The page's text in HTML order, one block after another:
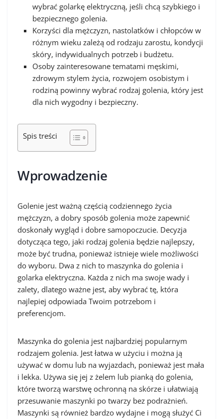
wybrać golarkę elektryczną, jeśli chcą szybkiego i
bezpiecznego golenia.
Korzyści dla mężczyzn, nastolatków i chłopców w
różnym wieku zależą od rodzaju zarostu, kondycji
skóry, indywidualnych potrzeb i budżetu.
Osoby zainteresowane tematami męskimi,
zdrowym stylem życia, rozwojem osobistym i
rodziną powinny wybrać rodzaj golenia, który jest
dla nich wygodny i bezpieczny.
Spis treści
Wprowadzenie
Golenie jest ważną częścią codziennego życia
mężczyzn, a dobry sposób golenia może zapewnić
doskonały wygląd i dobre samopoczucie. Decyzja
dotycząca tego, jaki rodzaj golenia będzie najlepszy,
może być trudna, ponieważ istnieje wiele możliwości
do wyboru. Dwa z nich to maszynka do golenia i
golarka elektryczna. Każda z nich ma swoje wady i
zalety, dlatego ważne jest, aby wybrać tę, która
najlepiej odpowiada Twoim potrzebom i
preferencjom.
Maszynka do golenia jest najbardziej popularnym
rodzajem golenia. Jest łatwa w użyciu i można ją
używać w domu lub na wyjazdach, ponieważ jest mała
i lekka. Używa się jej z żelem lub pianką do golenia,
które tworzą warstwę ochronną na skórze i ułatwiają
przesuwanie maszynki po twarzy bez podrażnień.
Maszynki są również bardzo wydajne i mogą służyć Ci